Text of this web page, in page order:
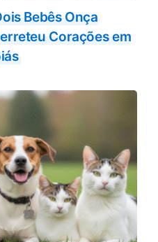
Bebês Onça
Corações em